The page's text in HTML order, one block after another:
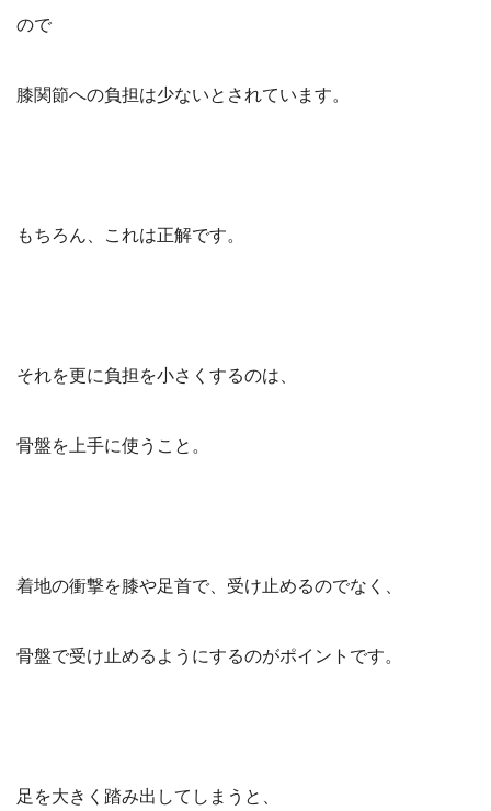
ので
膝関節への負担は少ないとされています。
もちろん、これは正解です。
それを更に負担を小さくするのは、
骨盤を上手に使うこと。
着地の衝撃を膝や足首で、受け止めるのでなく、
骨盤で受け止めるようにするのがポイントです。
足を大きく踏み出してしまうと、